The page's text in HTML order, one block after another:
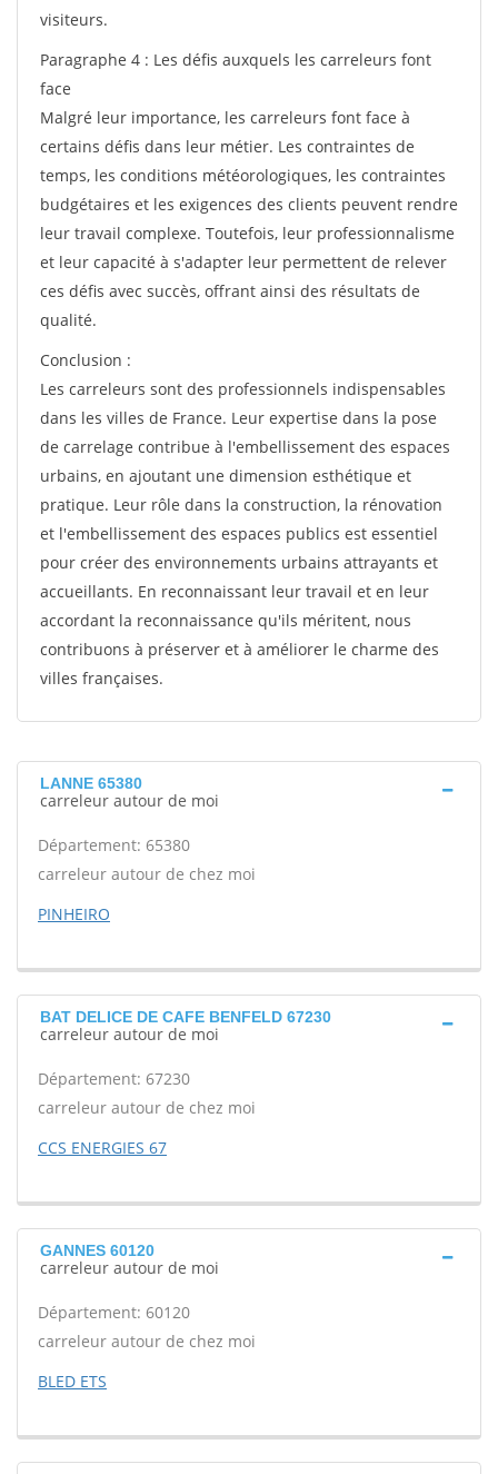
visiteurs.
Paragraphe 4 : Les défis auxquels les carreleurs font
face
Malgré leur importance, les carreleurs font face à
certains défis dans leur métier. Les contraintes de
temps, les conditions météorologiques, les contraintes
budgétaires et les exigences des clients peuvent rendre
leur travail complexe. Toutefois, leur professionnalisme
et leur capacité à s'adapter leur permettent de relever
ces défis avec succès, offrant ainsi des résultats de
qualité.
Conclusion :
Les carreleurs sont des professionnels indispensables
dans les villes de France. Leur expertise dans la pose
de carrelage contribue à l'embellissement des espaces
urbains, en ajoutant une dimension esthétique et
pratique. Leur rôle dans la construction, la rénovation
et l'embellissement des espaces publics est essentiel
pour créer des environnements urbains attrayants et
accueillants. En reconnaissant leur travail et en leur
accordant la reconnaissance qu'ils méritent, nous
contribuons à préserver et à améliorer le charme des
villes françaises.
LANNE 65380
carreleur autour de moi
Département: 65380
carreleur autour de chez moi
PINHEIRO
BAT DELICE DE CAFE BENFELD 67230
carreleur autour de moi
Département: 67230
carreleur autour de chez moi
CCS ENERGIES 67
GANNES 60120
carreleur autour de moi
Département: 60120
carreleur autour de chez moi
BLED ETS